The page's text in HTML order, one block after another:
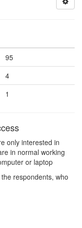
95
4
1
only interested in
in normal working
or laptop
respondents, who